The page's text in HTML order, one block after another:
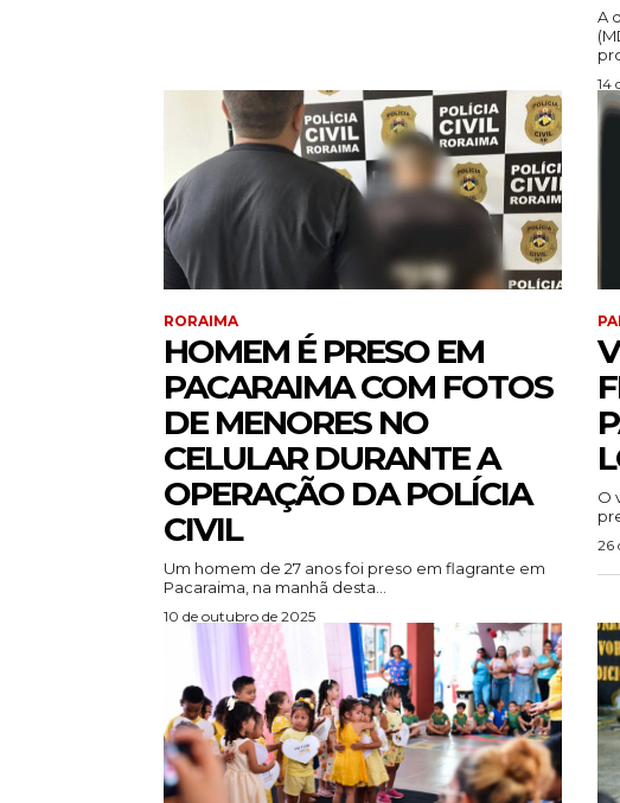
A
14
RORAIMA
HOMEM É PRESO EM
PACARAIMA COM FOTOS
DE MENORES NO
CELULAR DURANTE A
OPERAÇÃO DA POLÍCIA
CIVIL
Um homem de 27 anos foi preso em flagrante em
Pacaraima, na manhã desta...
10 de outubro de 2025
O
26